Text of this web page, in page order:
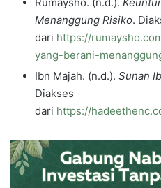
Menanggung Risiko.
dari https://
yang-berani-
Ibn Majah. (n.d.). Sunan
Diakses
dari https://